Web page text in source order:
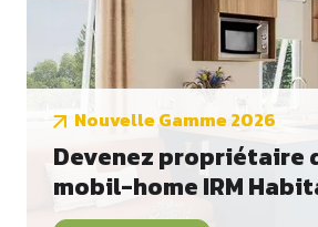
Nouvelle Gamme 2026
Devenez propriétaire
mobil-home IRM